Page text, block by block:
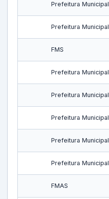
Prefeitura Municipal
Prefeitura Municipal
FMS
Prefeitura Municipal
Prefeitura Municipal
Prefeitura Municipal
Prefeitura Municipal
Prefeitura Municipal
FMAS